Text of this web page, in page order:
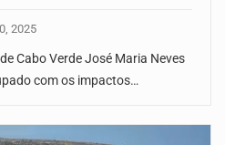
2025
Cabo Verde José Maria Neves
com os impactos…